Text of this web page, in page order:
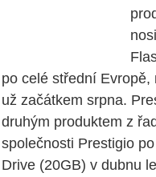
po celé střední
už začátkem srpna.
druhým produktem z
společnosti Prestigio
Drive (20GB) v dubnu